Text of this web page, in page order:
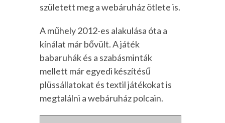
született meg a webáruház ötlete is.
A műhely 2012-es alakulása óta a
kínálat már bővült. A játék
babaruhák és a szabásminták
mellett már egyedi készítésű
plüssállatokat és textil játékokat is
megtalálni a webáruház polcain.